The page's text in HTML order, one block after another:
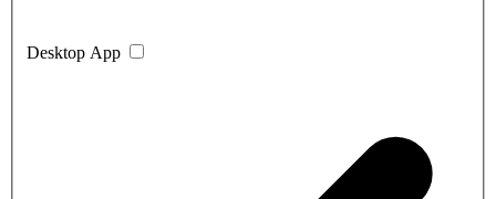
Desktop App